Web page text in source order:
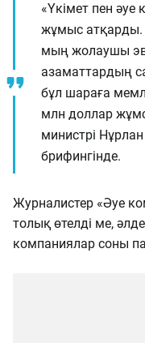
«Үкімет пен
жұмыс
мың жолаушы
азаматтардың
бұл шараға
млн доллар
министрі
брифингінде.
Журналистер «Әуе
толық өтелді ме,
компаниялар соны